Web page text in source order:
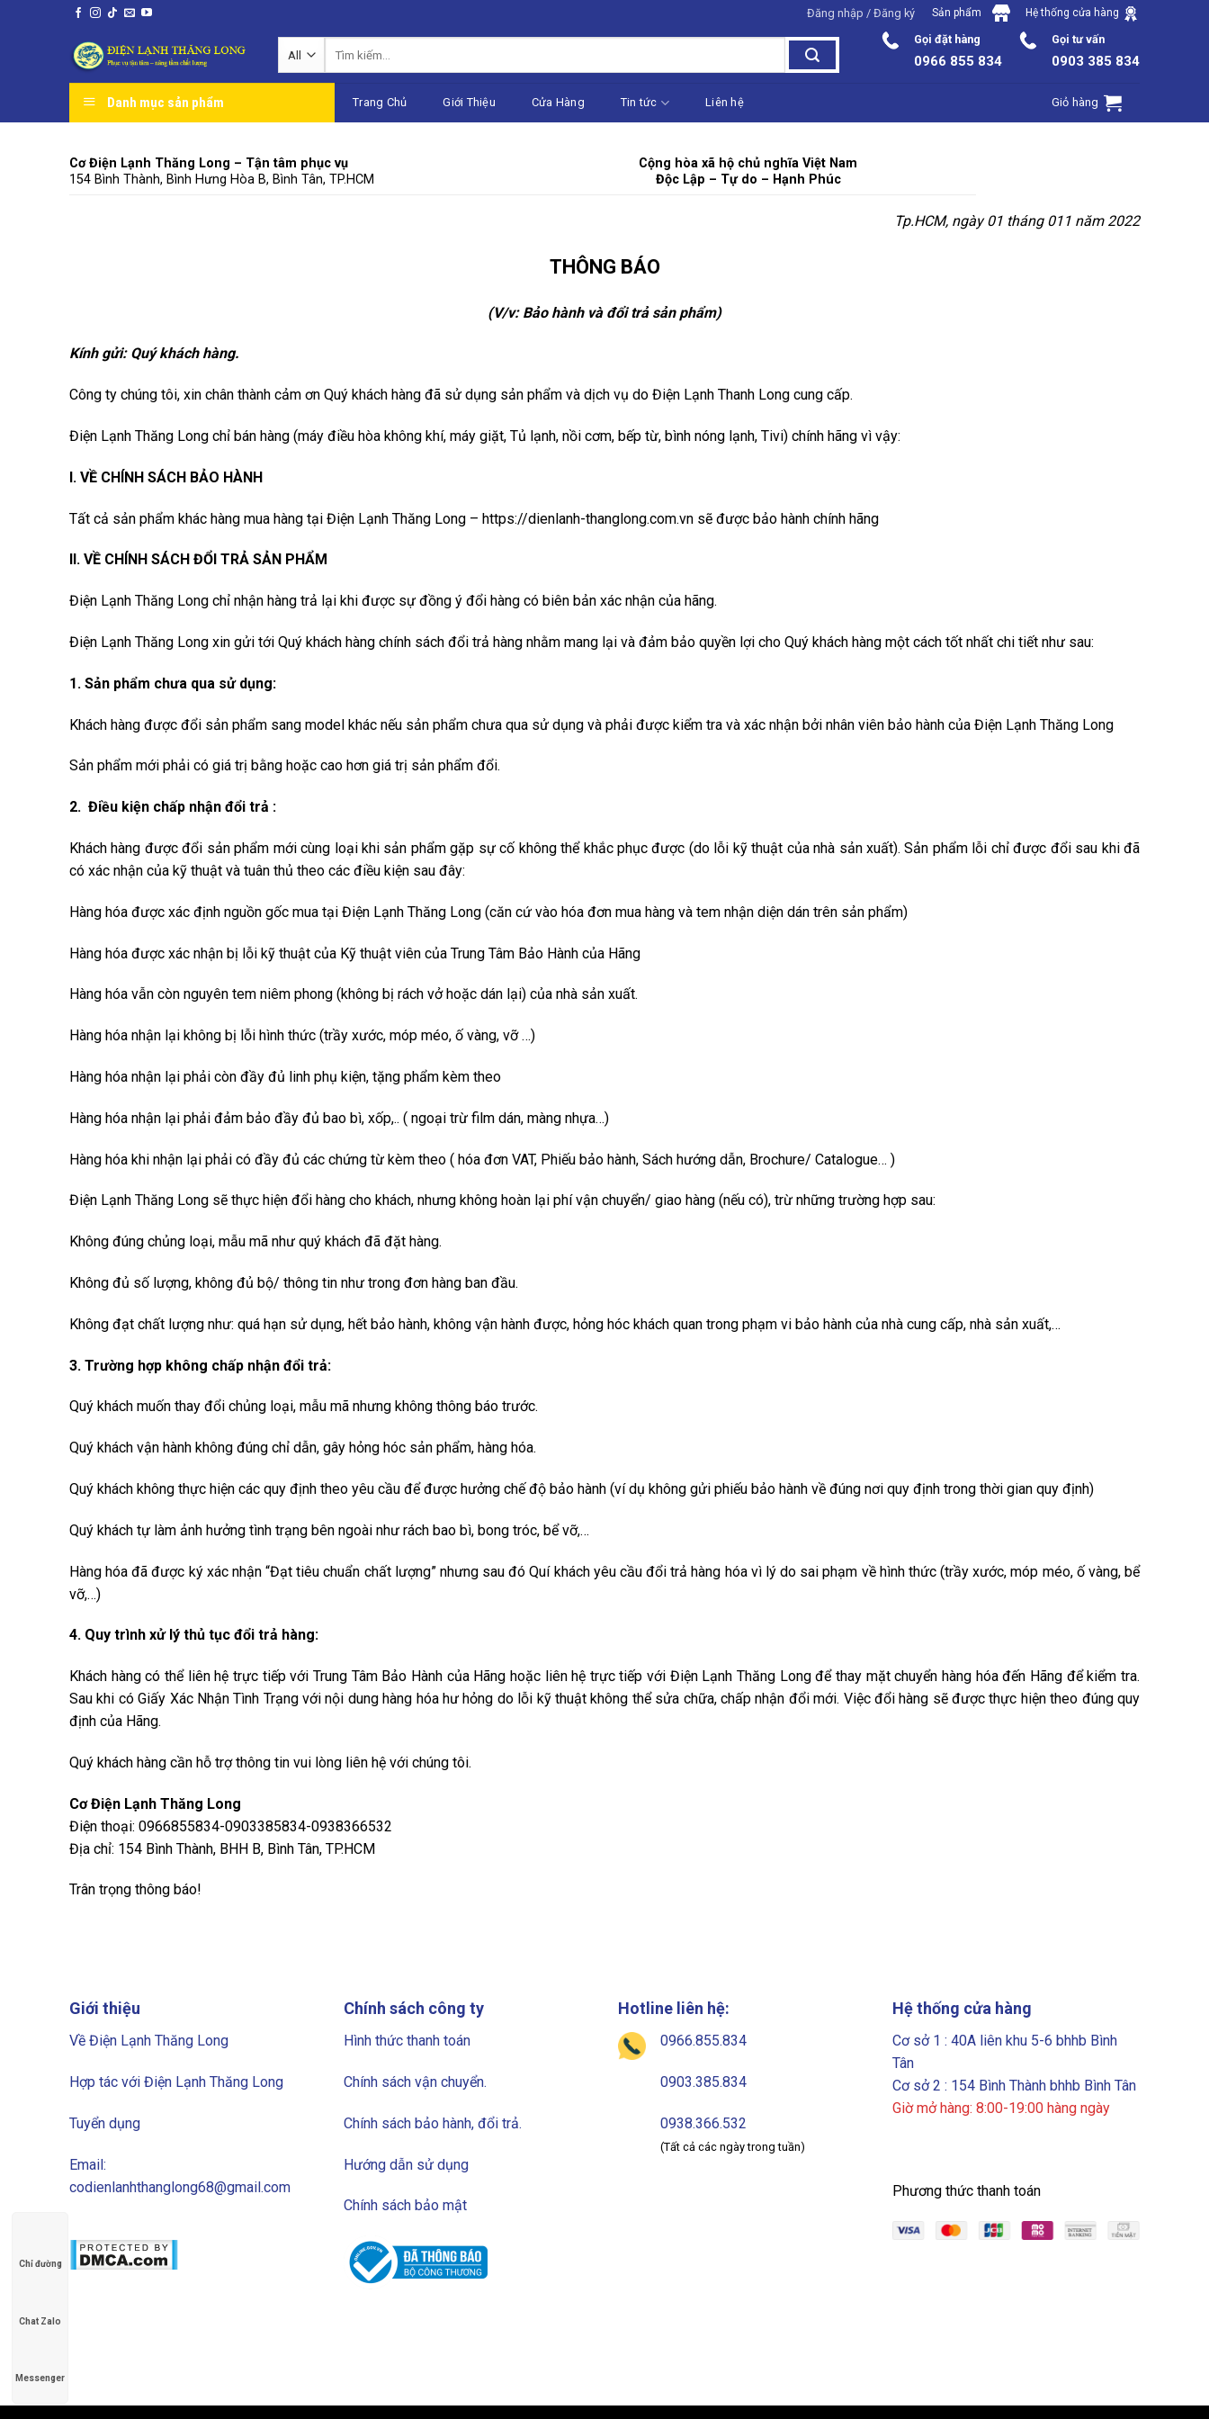
Đăng nhập / Đăng ký Sản phẩm Hệ thống cửa hàng
kiếm:
Gọi đặt hàng
0966 855 834
Gọi tư vấn
0903 385 834
Danh mục sản phẩm Trang Chủ Giới Thiệu Cửa Hàng Tin tức Liên hệ Giỏ hàng
Cơ Điện Lạnh Thăng Long – Tận tâm phục vụ
154 Bình Thành, Bình Hưng Hòa B, Bình Tân, TP.HCM
Cộng hòa xã hộ chủ nghĩa Việt Nam
Độc Lập – Tự do – Hạnh Phúc
Tp.HCM, ngày 01 tháng 011 năm 2022
THÔNG BÁO
(V/v: Bảo hành và đổi trả sản phẩm)
Kính gửi: Quý khách hàng.
Công ty chúng tôi, xin chân thành cảm ơn Quý khách hàng đã sử dụng sản phẩm và dịch vụ do Điện Lạnh Thanh Long cung cấp.
Điện Lạnh Thăng Long chỉ bán hàng (máy điều hòa không khí, máy giặt, Tủ lạnh, nồi cơm, bếp từ, bình nóng lạnh, Tivi) chính hãng vì vậy:
I. VỀ CHÍNH SÁCH BẢO HÀNH
Tất cả sản phẩm khác hàng mua hàng tại Điện Lạnh Thăng Long – https://dienlanh-thanglong.com.vn sẽ được bảo hành chính hãng
II. VỀ CHÍNH SÁCH ĐỔI TRẢ SẢN PHẨM
Điện Lạnh Thăng Long chỉ nhận hàng trả lại khi được sự đồng ý đổi hàng có biên bản xác nhận của hãng.
Điện Lạnh Thăng Long xin gửi tới Quý khách hàng chính sách đổi trả hàng nhằm mang lại và đảm bảo quyền lợi cho Quý khách hàng một cách tốt nhất chi tiết như sau:
1. Sản phẩm chưa qua sử dụng:
Khách hàng được đổi sản phẩm sang model khác nếu sản phẩm chưa qua sử dụng và phải được kiểm tra và xác nhận bởi nhân viên bảo hành của Điện Lạnh Thăng Long
Sản phẩm mới phải có giá trị bằng hoặc cao hơn giá trị sản phẩm đổi.
2. Điều kiện chấp nhận đổi trả :
Khách hàng được đổi sản phẩm mới cùng loại khi sản phẩm gặp sự cố không thể khắc phục được (do lỗi kỹ thuật của nhà sản xuất). Sản phẩm lỗi chỉ được đổi sau khi đã
có xác nhận của kỹ thuật và tuân thủ theo các điều kiện sau đây:
Hàng hóa được xác định nguồn gốc mua tại Điện Lạnh Thăng Long (căn cứ vào hóa đơn mua hàng và tem nhận diện dán trên sản phẩm)
Hàng hóa được xác nhận bị lỗi kỹ thuật của Kỹ thuật viên của Trung Tâm Bảo Hành của Hãng
Hàng hóa vẫn còn nguyên tem niêm phong (không bị rách vở hoặc dán lại) của nhà sản xuất.
Hàng hóa nhận lại không bị lỗi hình thức (trầy xước, móp méo, ố vàng, vỡ …)
Hàng hóa nhận lại phải còn đầy đủ linh phụ kiện, tặng phẩm kèm theo
Hàng hóa nhận lại phải đảm bảo đầy đủ bao bì, xốp,.. ( ngoại trừ film dán, màng nhựa…)
Hàng hóa khi nhận lại phải có đầy đủ các chứng từ kèm theo ( hóa đơn VAT, Phiếu bảo hành, Sách hướng dẫn, Brochure/ Catalogue… )
Điện Lạnh Thăng Long sẽ thực hiện đổi hàng cho khách, nhưng không hoàn lại phí vận chuyển/ giao hàng (nếu có), trừ những trường hợp sau:
Không đúng chủng loại, mẫu mã như quý khách đã đặt hàng.
Không đủ số lượng, không đủ bộ/ thông tin như trong đơn hàng ban đầu.
Không đạt chất lượng như: quá hạn sử dụng, hết bảo hành, không vận hành được, hỏng hóc khách quan trong phạm vi bảo hành của nhà cung cấp, nhà sản xuất,…
3. Trường hợp không chấp nhận đổi trả:
Quý khách muốn thay đổi chủng loại, mẫu mã nhưng không thông báo trước.
Quý khách vận hành không đúng chỉ dẫn, gây hỏng hóc sản phẩm, hàng hóa.
Quý khách không thực hiện các quy định theo yêu cầu để được hưởng chế độ bảo hành (ví dụ không gửi phiếu bảo hành về đúng nơi quy định trong thời gian quy định)
Quý khách tự làm ảnh hưởng tình trạng bên ngoài như rách bao bì, bong tróc, bể vỡ,…
Hàng hóa đã được ký xác nhận “Đạt tiêu chuẩn chất lượng” nhưng sau đó Quí khách yêu cầu đổi trả hàng hóa vì lý do sai phạm về hình thức (trầy xước, móp méo, ố vàng, bể
vỡ,…)
4. Quy trình xử lý thủ tục đổi trả hàng:
Khách hàng có thể liên hệ trực tiếp với Trung Tâm Bảo Hành của Hãng hoặc liên hệ trực tiếp với Điện Lạnh Thăng Longđể thay mặt chuyển hàng hóa đến Hãng để kiểm tra.
Sau khi có Giấy Xác Nhận Tình Trạng với nội dung hàng hóa hư hỏng do lỗi kỹ thuật không thể sửa chữa, chấp nhận đổi mới. Việc đổi hàng sẽ được thực hiện theo đúng quy
định của Hãng.
Quý khách hàng cần hỗ trợ thông tin vui lòng liên hệ với chúng tôi.
Cơ Điện Lạnh Thăng Long
Điện thoại: 0966855834-0903385834-0938366532
Địa chỉ: 154 Bình Thành, BHH B, Bình Tân, TP.HCM
Trân trọng thông báo!
Giới thiệu
Về Điện Lạnh Thăng Long
Hợp tác với Điện Lạnh Thăng Long
Tuyển dụng
Email:
codienlanhthanglong68@gmail.com
Chính sách công ty
Hình thức thanh toán
Chính sách vận chuyển.
Chính sách bảo hành, đổi trả.
Hướng dẫn sử dụng
Chính sách bảo mật
Hotline liên hệ:
0966.855.834
0903.385.834
0938.366.532
(Tất cả các ngày trong tuần)
Hệ thống cửa hàng
Cơ sở 1 : 40A liên khu 5-6 bhhb Bình
Tân
Cơ sở 2 : 154 Bình Thành bhhb Bình Tân
Giờ mở hàng: 8:00-19:00 hàng ngày
Phương thức thanh toán
Chỉ đường
Chat Zalo
Messenger